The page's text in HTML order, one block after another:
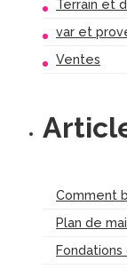
Terrain et
var et
Ventes
Comment
Plan de